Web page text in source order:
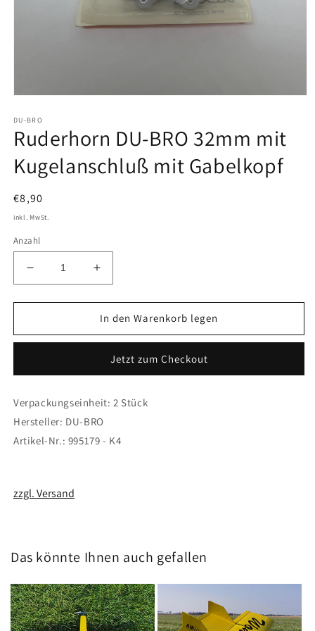
in
Modal
öffnen
DU-BRO
Ruderhorn DU-BRO 32mm mit
Kugelanschluß mit Gabelkopf
Normaler
Preis
€8,90
inkl. MwSt.
Anzahl
Verringere
die
Menge
Ruderhorn
32mm
Kugelanschluß
mit
Gabelkopf
Erhöhe
die
Menge
für
Ruderhorn
BRO
32mm
Kugelanschluß
mit
Gabelkopf
In den Warenkorb legen
Jetzt zum Checkout
Verpackungseinheit: 2 Stück
Hersteller: DU-BRO
Artikel-Nr.: 995179 - K4
zzgl. Versand
Das könnte Ihnen auch gefallen